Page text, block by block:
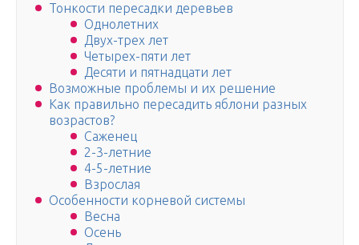
Тонкости пересадки деревьев
Однолетних
Двух-трех лет
Четырех-пяти лет
Десяти и пятнадцати лет
Возможные проблемы и их решение
Как правильно пересадить яблони разных
возрастов?
Саженец
2-3-летние
4-5-летние
Взрослая
Особенности корневой системы
Весна
Осень